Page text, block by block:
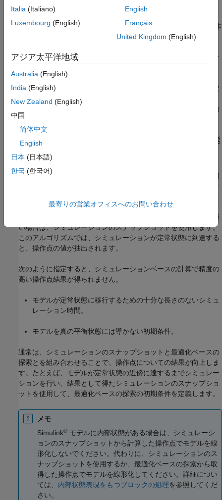
既知 (固定) の状態の値、入力レベル、または出力レベル
以下を指定することで最適化に
"過度の制約を適用する" と、操作
点探索が定常状態の操作点に収束しない場合があります。
定常状態の操作点の値に、目的の定常状態の操作点からかけ
平衡状態で適合しない入力、出力、または状態の制約を指定
最適化アルゴリズムの設定を指定して、操作点探索の精度を制御
することができます。
シミュレーションのスナップショットによる定常状態
の操作点
ュレートすることによって計算できます。これを行うには、目的
とする定常状態の操作点の近くにシミュレーションの初期条件を
定常状態に到達するまでシミュレーションに要する時間が十分短
い場合は、シミュレーションのスナップショットを使用します。
このアルゴリズムでは、シミュレーションが定常状態に到達する
と、操作点の値が抽出されます。
次のように指定すると、シミュレーションベースの計算で精度の
高い操作点結果が得られません。
モデルが定常状態に移行するための十分な長さのないシミュ
レーション時間。
モデルを真の平衡状態には導かない初期条件。
通常は、シミュレーションのスナップショットと最適化ベースの
探索とを組み合わせることで、操作点についての結果が向上しま
す。たとえば、モデルが定常状態の近傍に達するまでシミュレー
ションを行い、結果として得たシミュレーションのスナップショ
ットを使用して、最適化ベースの探索の初期条件を定義します。
メモ
Simulink® モデルに内部状態がある場合は、シミュレーシ
ョンのスナップショットから計算した操作点でモデルを線
形化しないでください。代わりに、シミュレーションのス
ナップショットを使用するか、最適化ベースの探索から取
得した操作点でモデルを線形化してください。詳細につい
ては、 内部状態表現をもつブロックの処理を参照してくだ
さい。
Italia (Italiano)
Luxembourg (English)
English
Français
United Kingdom (English)
アジア太平洋地域
Australia (English)
India (English)
New Zealand (English)
中国
简体中文
English
日本 (日本語)
한국 (한국어)
最寄りの営業オフィスへのお問い合わせ